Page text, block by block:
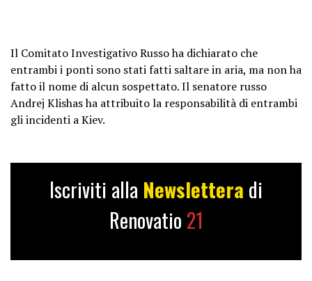
Il Comitato Investigativo Russo ha dichiarato che
entrambi i ponti sono stati fatti saltare in aria, ma non ha
fatto il nome di alcun sospettato. Il senatore russo
Andrej Klishas ha attribuito la responsabilità di entrambi
gli incidenti a Kiev.
Iscriviti alla Newslettera di
Renovatio 21